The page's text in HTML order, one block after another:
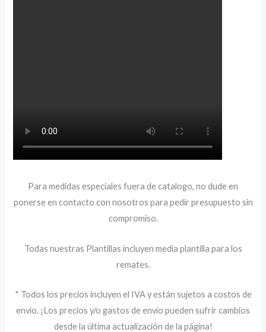
Para medidas especiales fuera de catalogo, no dude en
ponerse en contacto con nosotros para pedir presupuesto sin
compromiso.
Todas nuestras Plantillas incluyen media plantilla para los
remates.
* Todos los precios incluyen el IVA y están sujetos a costos de
envío. ¡Los precios y/o gastos de envío pueden sufrir cambios
desde la última actualización de la página!